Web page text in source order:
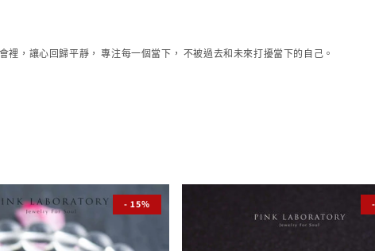
，讓心回歸平靜， 專注每一個當下， 不被過去和未來打擾當下的自己。
- 15%